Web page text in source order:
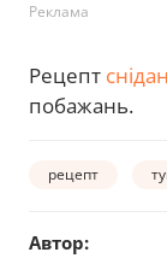
Реклама
Рецепт
побажань.
рецепт
Автор: